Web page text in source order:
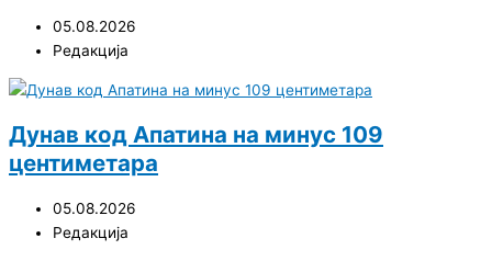
05.08.2026
Редакција
Дунав код Апатина на минус 109
центиметара
05.08.2026
Редакција